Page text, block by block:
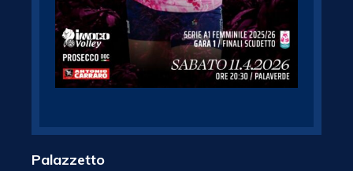
Palazzetto